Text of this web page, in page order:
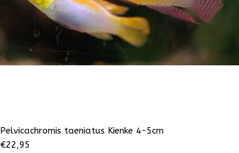
Pelvicachromis taeniatus Kienke 4-5cm
€22,95